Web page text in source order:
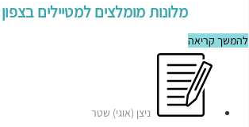
מלונות מומלצים למטיילים
להמשך קריאה
ניצן (אוגי) שטר